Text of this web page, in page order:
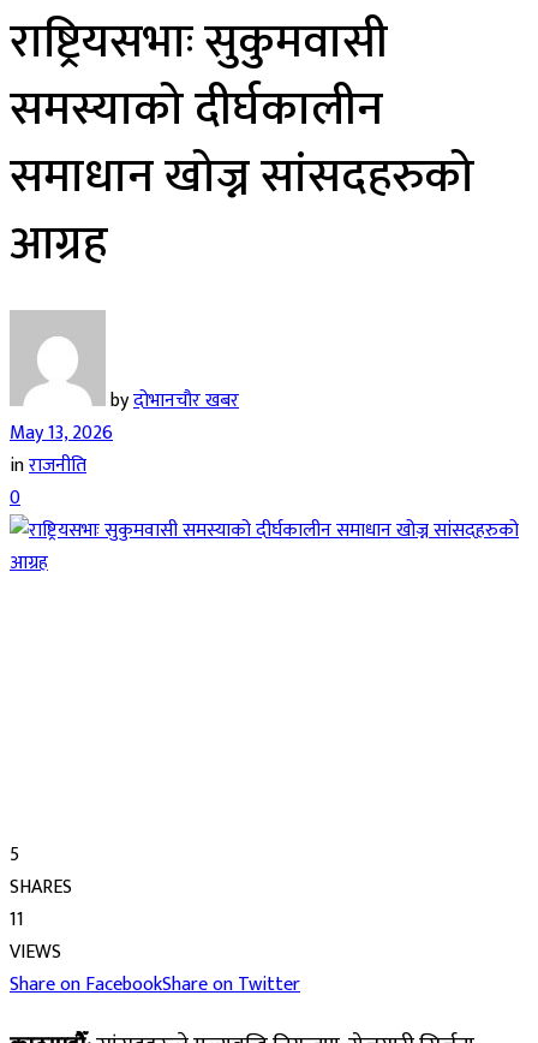
राष्ट्रियसभाः सुकुमवासी
समस्याको दीर्घकालीन
समाधान खोज्न सांसदहरुको
आग्रह
byदोभानचौर खबर
May 13, 2026
inराजनीति
0
5
SHARES
11
VIEWS
Share on FacebookShare on Twitter